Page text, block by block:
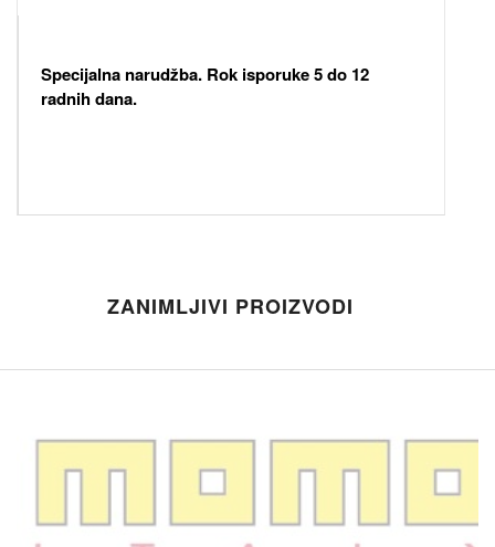
Specijalna narudžba. Rok isporuke 5 do 12
radnih dana.
ZANIMLJIVI PROIZVODI